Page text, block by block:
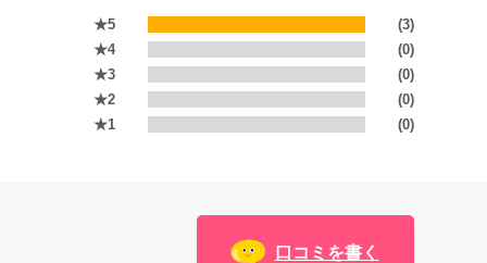
★5
(3)
★4
(0)
★3
(0)
★2
(0)
★1
(0)
口コミを書く